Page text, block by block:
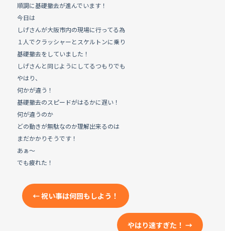
順調に基礎撤去が進んでいます！
今日は
しげさんが大阪市内の現場に行ってる為
１人でクラッシャーとスケルトンに乗り
基礎撤去をしていました！
しげさんと同じようにしてるつもりでも
やはり、
何かが違う！
基礎撤去のスピードがはるかに遅い！
何が違うのか
どの動きが無駄なのか理解出来るのは
まだかかりそうです！
あぁ～
でも疲れた！
←祝い事は何回もしよう！
やはり速すぎた！→